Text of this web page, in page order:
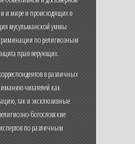
и мире и происходящих в
мусульманской уммы
по религиозным
прав верующих.
в различных
читателей как
так и эксклюзивные
богословские
по различным